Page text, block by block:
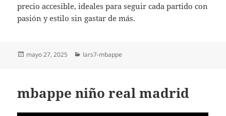
precio accesible, ideales para seguir cada partido con
pasión y estilo sin gastar de más.
Publicado
mayo 27, 2025 Categorías
lars7-mbappe
mbappe niño real madrid